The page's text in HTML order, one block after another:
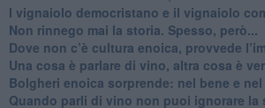
​I vignaiolo democristano e il vignaiolo
​Non rinnego mai la storia. Spesso, però...
​Dove non c’è cultura enoica, provvede
​Una cosa è parlare di vino, altra cosa è
Bolgheri enoica sorprende: nel bene e nel
​Quando parli di vino non puoi ignorare la